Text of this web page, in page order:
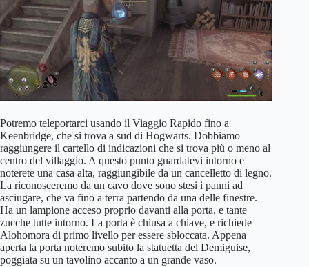
Potremo teleportarci usando il Viaggio Rapido fino a
Keenbridge, che si trova a sud di Hogwarts. Dobbiamo
raggiungere il cartello di indicazioni che si trova più o meno al
centro del villaggio. A questo punto guardatevi intorno e
noterete una casa alta, raggiungibile da un cancelletto di legno.
La riconosceremo da un cavo dove sono stesi i panni ad
asciugare, che va fino a terra partendo da una delle finestre.
Ha un lampione acceso proprio davanti alla porta, e tante
zucche tutte intorno. La porta è chiusa a chiave, e richiede
Alohomora di primo livello per essere sbloccata. Appena
aperta la porta noteremo subito la statuetta del Demiguise,
poggiata su un tavolino accanto a un grande vaso.